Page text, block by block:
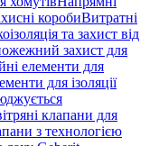
коробиВитратні
та захист від
захист для
елементи для
для ізоляції
клапани для
з технологією